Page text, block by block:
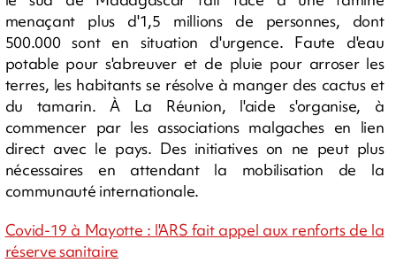
menaçant plus d'1,5 millions de personnes, dont
500.000 sont en situation d'urgence. Faute d'eau
potable pour s'abreuver et de pluie pour arroser les
terres, les habitants se résolve à manger des cactus et
du tamarin. À La Réunion, l'aide s'organise, à
commencer par les associations malgaches en lien
direct avec le pays. Des initiatives on ne peut plus
nécessaires en attendant la mobilisation de la
communauté internationale.
Covid-19 à Mayotte : l'ARS fait appel aux renforts de la
réserve sanitaire